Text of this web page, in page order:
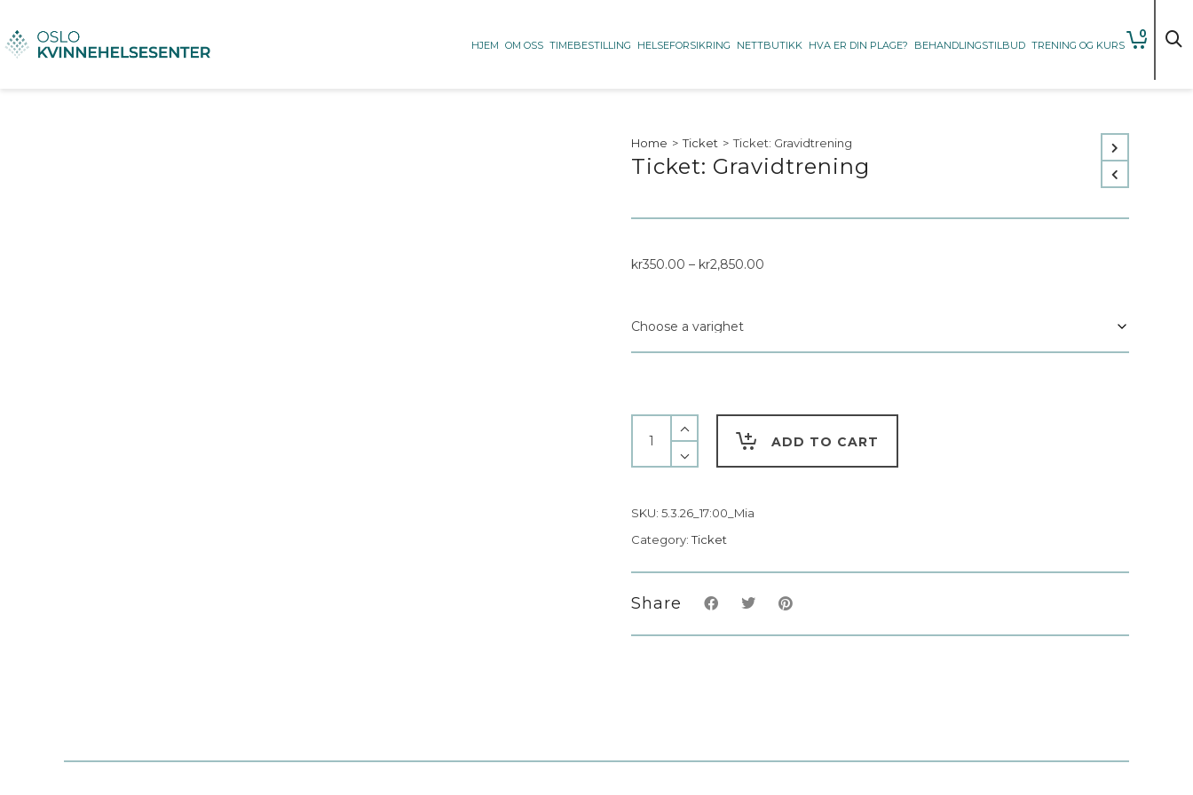
0
HJEM OM OSS TIMEBESTILLING HELSEFORSIKRING NETTBUTIKK HVA ER DIN PLAGE? BEHANDLINGSTILBUD TRENING OG KURS
Home > Ticket > Ticket: Gravidtrening
Ticket: Gravidtrening
kr350.00 – kr2,850.00
ADD TO CART
SKU: 5.3.26_17:00_Mia
Category:Ticket
Share